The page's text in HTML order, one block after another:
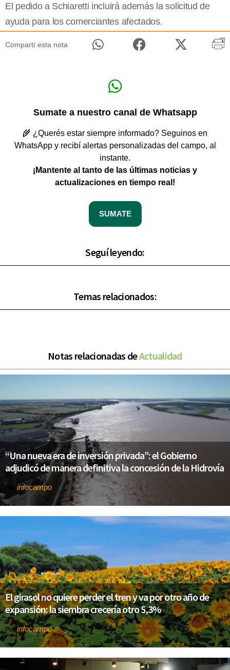
El pedido a Schiaretti incluirá además la solicitud de
ayuda para los comerciantes afectados.
Compartí esta nota
Sumate a nuestro canal de Whatsapp
🌾 ¿Querés estar siempre informado? Seguinos en
WhatsApp y recibí alertas personalizadas del campo, al
instante.
¡Mantente al tanto de las últimas noticias y
actualizaciones en tiempo real!
SUMATE
Seguí leyendo:
Temas relacionados:
Notas relacionadas deActualidad
“Una nueva era de inversión privada”: el Gobierno
adjudicó de manera definitiva la concesión de la Hidrovía
infocampo
El girasol no quiere perder el tren y va por otro año de
expansión: la siembra crecería otro 5,3%
Por infocampo